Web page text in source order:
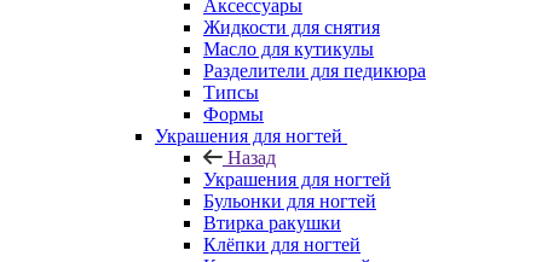
Аксессуары
Жидкости для снятия
Масло для кутикулы
Разделители для педикюра
Типсы
Формы
Украшения для ногтей
Назад
Украшения для ногтей
Бульонки для ногтей
Втирка ракушки
Клёпки для ногтей